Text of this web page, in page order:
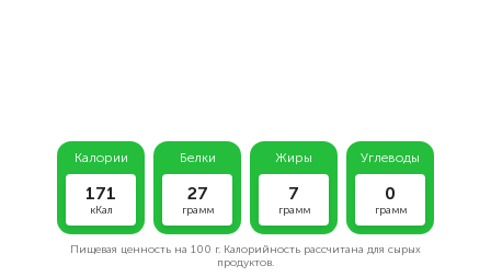
Калории
171
кКал
Белки
27
грамм
Жиры
7
грамм
Углеводы
0
грамм
Пищевая ценность на 100 г. Калорийность рассчитана для сырых
продуктов.